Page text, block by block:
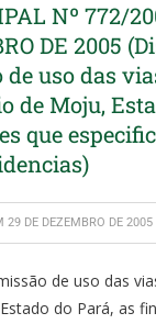
Nº 772/
DE 2005
de uso das
de Moju,
que
29 DE DEZEMBRO DE 2005
de uso das
do Pará, as